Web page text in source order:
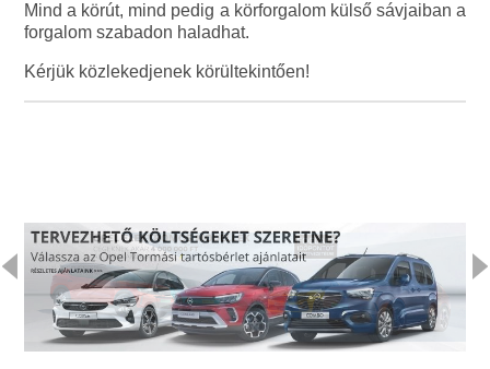
Mind a körút, mind pedig a körforgalom külső sávjaiban a
forgalom szabadon haladhat.
Kérjük közlekedjenek körültekintően!